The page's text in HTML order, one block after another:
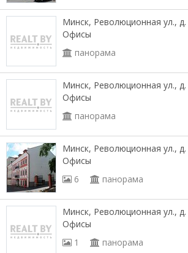
Минск, Революционная ул., д.
Офисы
панорама
Минск, Революционная ул., д.
Офисы
панорама
Минск, Революционная ул., д.
Офисы
6
панорама
Минск, Революционная ул., д.
Офисы
1
панорама